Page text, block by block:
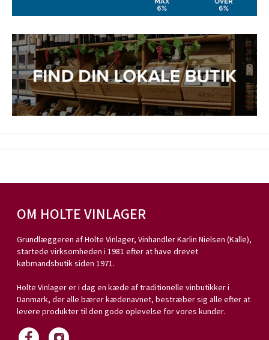
OM HOLTE VINLAGER
Grundlæggeren af Holte Vinlager, Vinhandler Karlin Nielsen (Kalle),
startede virksomheden i 1981 efter at have drevet
købmandsbutik siden 1971.
Holte Vinlager er i dag en kæde af traditionelle vinbutikker i
Danmark, der alle bærer kædenavnet, bestræber sig alle efter at
levere produkter til den gode oplevelse for vores kunder.